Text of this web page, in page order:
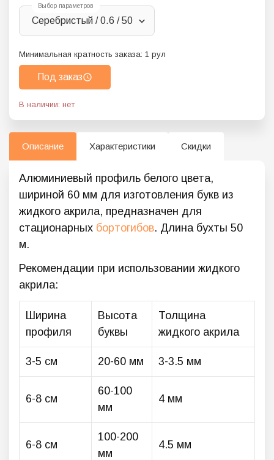
Выбор параметров
Серебристый / 0.6 / 50
Минимальная кратность заказа: 1 рул
Под заказ
В наличии: нет
Описание Характеристики Скидки
Алюминиевый профиль белого цвета,
шириной 60 мм для изготовления букв из
жидкого акрила, предназначен для
стационарных бортогибов. Длина бухты 50
м.
Рекомендации при использовании жидкого
акрила:
Ширина
профиля
Высота
буквы
Толщина
жидкого акрила
3-5 см 20-60 мм 3-3.5 мм
6-8 см
60-100
мм
4 мм
6-8 см
100-200
мм
4.5 мм